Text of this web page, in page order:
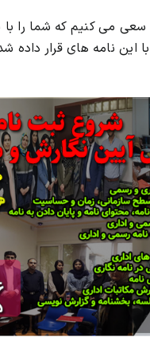
سعی می کنیم که شما را
نامه های قرار داده